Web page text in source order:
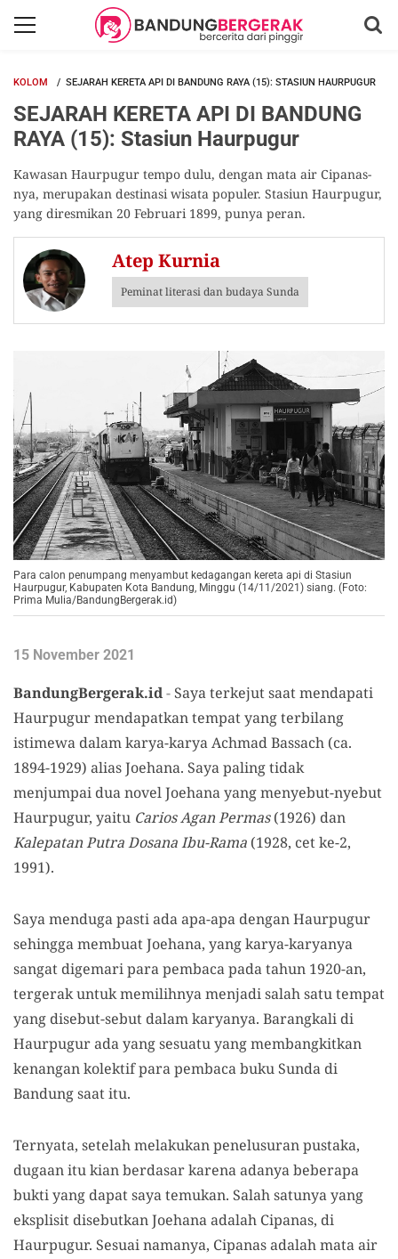
KOLOM SEJARAH KERETA API DI BANDUNG RAYA (15): STASIUN HAURPUGUR
SEJARAH KERETA API DI BANDUNG
RAYA (15): Stasiun Haurpugur
Kawasan Haurpugur tempo dulu, dengan mata air Cipanas-
nya, merupakan destinasi wisata populer. Stasiun Haurpugur,
yang diresmikan 20 Februari 1899, punya peran.
Atep Kurnia
Peminat literasi dan budaya Sunda
Para calon penumpang menyambut kedagangan kereta api di Stasiun
Haurpugur, Kabupaten Kota Bandung, Minggu (14/11/2021) siang. (Foto:
Prima Mulia/BandungBergerak.id)
15 November 2021
BandungBergerak.id- Saya terkejut saat mendapati
Haurpugur mendapatkan tempat yang terbilang
istimewa dalam karya-karya Achmad Bassach (ca.
1894-1929) alias Joehana. Saya paling tidak
menjumpai dua novel Joehana yang menyebut-nyebut
Haurpugur, yaitu Carios Agan Permas(1926) dan
Kalepatan Putra Dosana Ibu-Rama (1928, cet ke-2,
1991).
Saya menduga pasti ada apa-apa dengan Haurpugur
sehingga membuat Joehana, yang karya-karyanya
sangat digemari para pembaca pada tahun 1920-an,
tergerak untuk memilihnya menjadi salah satu tempat
yang disebut-sebut dalam karyanya. Barangkali di
Haurpugur ada yang sesuatu yang membangkitkan
kenangan kolektif para pembaca buku Sunda di
Bandung saat itu.
Ternyata, setelah melakukan penelusuran pustaka,
dugaan itu kian berdasar karena adanya beberapa
bukti yang dapat saya temukan. Salah satunya yang
eksplisit disebutkan Joehana adalah Cipanas, di
Haurpugur. Sesuai namanya, Cipanas adalah mata air